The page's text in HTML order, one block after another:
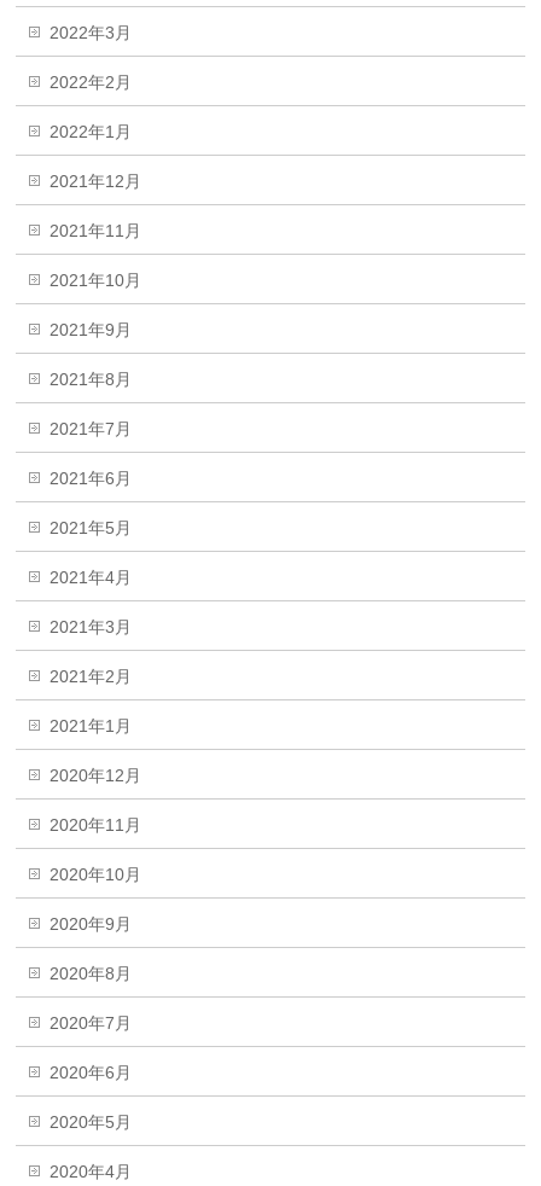
2022年3月
2022年2月
2022年1月
2021年12月
2021年11月
2021年10月
2021年9月
2021年8月
2021年7月
2021年6月
2021年5月
2021年4月
2021年3月
2021年2月
2021年1月
2020年12月
2020年11月
2020年10月
2020年9月
2020年8月
2020年7月
2020年6月
2020年5月
2020年4月